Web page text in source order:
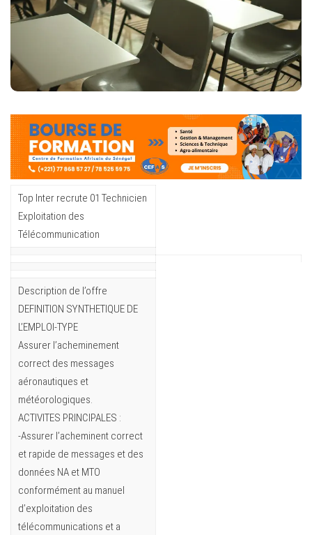
Top Inter recrute 01 Technicien
Exploitation des
Télécommunication
Description de l’offre
DEFINITION SYNTHETIQUE DE
L’EMPLOI-TYPE
Assurer l’acheminement
correct des messages
aéronautiques et
météorologiques.
ACTIVITES PRINCIPALES :
-Assurer l’acheminent correct
et rapide de messages et des
données NA et MTO
conformément au manuel
d’exploitation des
télécommunications et a